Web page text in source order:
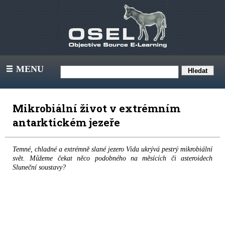
III MENU
Mikrobiální život v extrémním
antarktickém jezeře
Temné, chladné a extrémně slané jezero Vida ukrývá pestrý mikrobiální
svět. Můžeme čekat něco podobného na měsících či asteroidech
Sluneční soustavy?